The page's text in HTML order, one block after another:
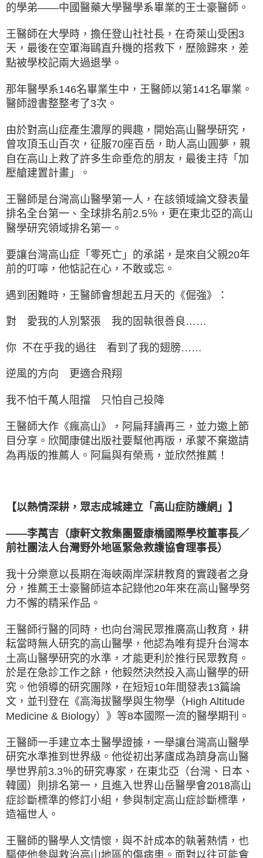
的學弟——中國醫藥大學醫學系畢業的王士豪醫師。
王醫師在大學時，擔任登山社社長，在奇萊山受困3
天，最後在空軍海鷗直升機的搭救下，歷險歸來，差
點被學校記兩大過退學。
那年醫學系146名畢業生中，王醫師以第141名畢業。
醫師證書整整考了3次。
由於對高山症產生濃厚的興趣，開始高山醫學研究，
曾攻頂玉山百次，征服70座百岳，助人高山圓夢，親
自在高山上救了許多生命垂危的朋友，最後主持「加
壓艙建置計畫」。
王醫師是台灣高山醫學第一人，在該領域論文發表量
排名全台第一、全球排名前2.5％，更在東北亞的高山
醫學研究領域排名第一。
要讓台灣高山症「零死亡」的承諾，是來自父親20年
前的叮嚀，他惦記在心，不敢或忘。
遇到困難時，王醫師會想起五月天的《倔強》：
對 愛我的人別緊張 我的固執很善良……
你 不在乎我的過往 看到了我的翅膀……
逆風的方向 更適合飛翔
我不怕千萬人阻擋 只怕自己投降
王醫師大作《瘋高山》，阿扁拜讀再三，並力邀上節
目分享。欣聞康健出版社要幫他再版，承蒙不棄邀請
為再版的推薦人。阿扁與有榮焉，並欣然推薦！
【以熱情深耕，眾志成城建立「高山症防護網」】
——李萬吉（康軒文教集團暨康橋國際學校董事長／
前社團法人台灣野外地區緊急救護協會理事長）
我十分樂意以長期在海峽兩岸深耕教育的實踐者之身
分，推薦王士豪醫師這本記錄他20年來在高山醫學努
力不懈的精采作品。
王醫師行醫的同時，也向台灣民眾推廣高山教育，耕
耘當時無人研究的高山醫學，他認為唯有提升台灣本
土高山醫學研究的水準，才能更利於推行民眾教育。
於是在急診工作之餘，他毅然決然投入高山醫學的研
究。他領導的研究團隊，在短短10年間發表13篇論
文，並刊登在《高海拔醫學與生物學（High Altitude
Medicine & Biology）》等8本國際一流的醫學期刊。
王醫師一手建立本土醫學證據，一舉讓台灣高山醫學
研究水準推到世界級。他從初出茅廬成為躋身高山醫
學世界前3.3％的研究專家，在東北亞（台灣、日本、
韓國）則排名第一，且進入世界山岳醫學會2018高山
症診斷標準的修訂小組，參與制定高山症診斷標準，
造福世人。
王醫師的醫學人文情懷，與不計成本的執著熱情，也
驅使他參與救治高山地區的傷病患。面對以往可能會